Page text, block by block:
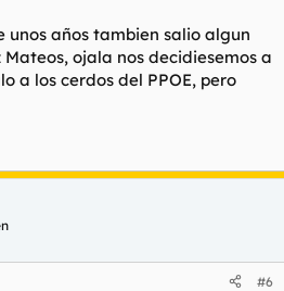
unos años tambien salio algun
ojala nos decidiesemos a
a los cerdos del PPOE, pero
#6